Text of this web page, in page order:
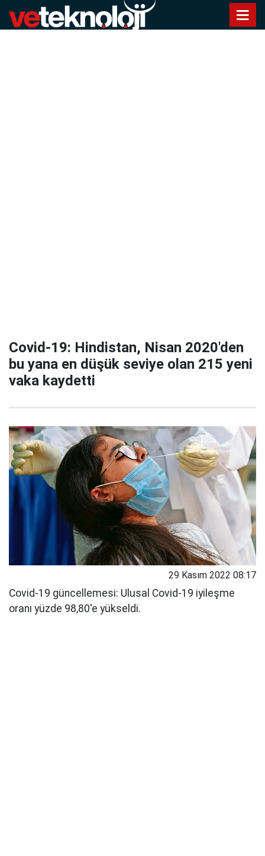
Covid-19: Hindistan, Nisan 2020'den
bu yana en düşük seviye olan 215 yeni
vaka kaydetti
29 Kasım 2022 08:17
Covid-19 güncellemesi: Ulusal Covid-19 iyileşme
oranı yüzde 98,80'e yükseldi.